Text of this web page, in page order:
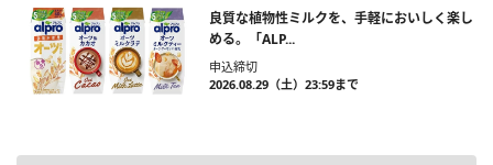
良質な植物性ミルクを、手軽においしく楽し
める。「ALP...
申込締切
2026.08.29（土）23:59まで